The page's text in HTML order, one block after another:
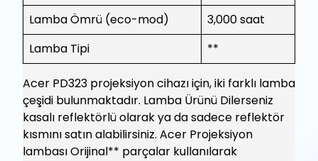
Lamba Ömrü (eco-mod)
3,000 saat
Lamba Tipi
**
Acer PD323 projeksiyon cihazı için, iki farklı lamba
çeşidi bulunmaktadır. Lamba Ürünü Dilerseniz
kasalı reflektörlü olarak ya da sadece reflektör
kısmını satın alabilirsiniz. Acer Projeksiyon
lambası Orijinal** parçalar kullanılarak